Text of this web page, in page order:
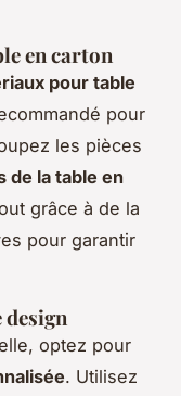
en carton
pour table
pour
les pièces
de la table en
grâce à de la
pour garantir
optez pour
. Utilisez